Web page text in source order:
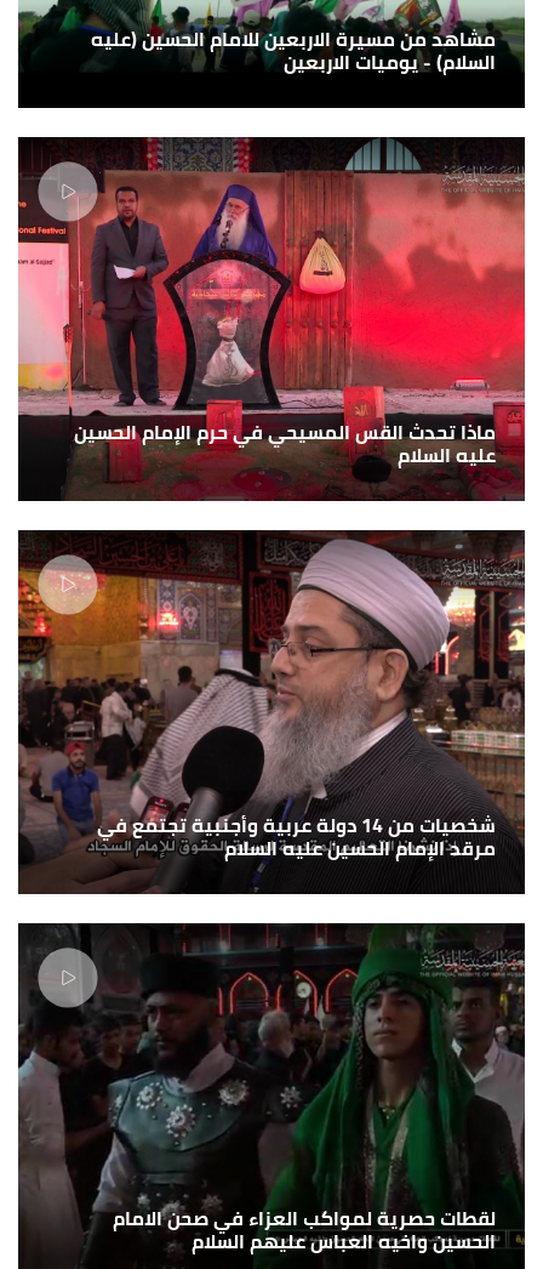
مشاهد من مسيرة الاربعين للامام الحسين (عليه
السلام) - يوميات الاربعين
ماذا تحدث القس المسيحي في حرم الإمام الحسين
عليه السلام
شخصيات من 14 دولة عربية وأجنبية تجتمع في
مرقد الإمام الحسين عليه السلام
لقطات حصرية لمواكب العزاء في صحن الامام
الحسين واخيه العباس عليهم السلام